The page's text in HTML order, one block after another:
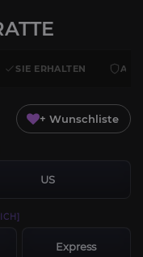
SIE ERHALTEN
+ Wunschliste
US
Express